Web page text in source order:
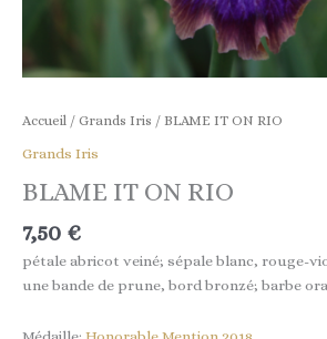
Accueil / Grands Iris / BLAME IT ON RIO
Grands Iris
BLAME IT ON RIO
7,50 €
pétale abricot veiné; sépale blanc, rouge-
une bande de prune, bord bronzé; barbe